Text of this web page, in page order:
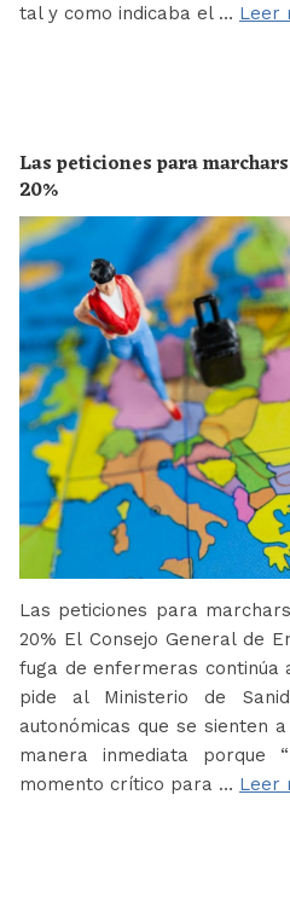
tal y como indicaba el … Leer
Las peticiones para
20%
Las peticiones para
20% El Consejo General de
fuga de enfermeras continúa
pide al Ministerio de
autonómicas que se sienten
manera inmediata porque
momento crítico para … Leer